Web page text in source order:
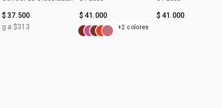
$ 37.500
g a $313
$ 41.000
+2 colores
$ 41.000